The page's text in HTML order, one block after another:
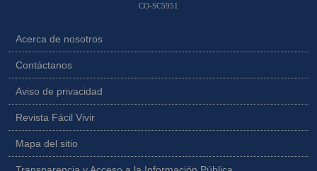
CO-SC5951
Acerca de nosotros
Contáctanos
Aviso de privacidad
Revista Fácil Vivir
Mapa del sitio